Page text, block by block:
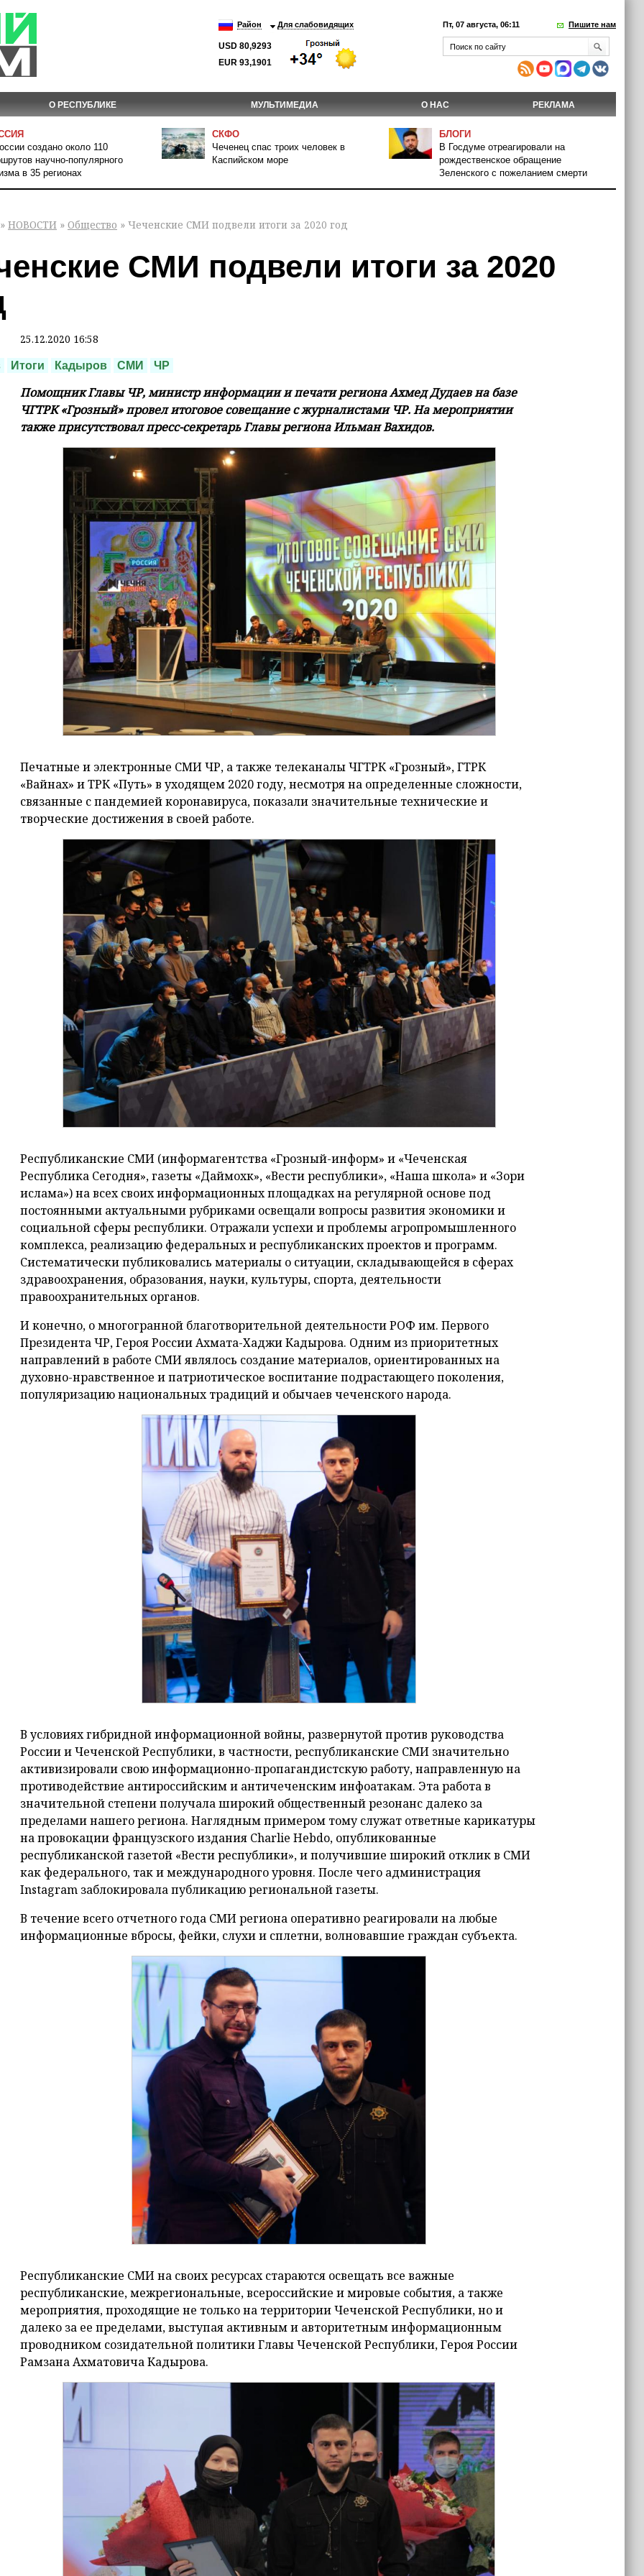
Район Для слабовидящих
USD 80,9293
EUR 93,1901
Пт, 07 августа, 06:11 Пишите нам
О РЕСПУБЛИКЕ МУЛЬТИМЕДИА О НАС РЕКЛАМА
создано около 110
научно-популярного
в 35 регионах
СКФО
Чеченец спас троих человек в
Каспийском море
БЛОГИ
В Госдуме отреагировали на
рождественское обращение
Зеленского с пожеланием смерти
» НОВОСТИ » Общество » Чеченские СМИ подвели итоги за 2020 год
СМИ подвели итоги за 2020
25.12.2020 16:58
Итоги Кадыров СМИ ЧР
Помощник Главы ЧР, министр информации и печати региона Ахмед Дудаев на базе
ЧГТРК «Грозный» провел итоговое совещание с журналистами ЧР. На мероприятии
также присутствовал пресс-секретарь Главы региона Ильман Вахидов.
Печатные и электронные СМИ ЧР, а также телеканалы ЧГТРК «Грозный», ГТРК
«Вайнах» и ТРК «Путь» в уходящем 2020 году, несмотря на определенные сложности,
связанные с пандемией коронавируса, показали значительные технические и
творческие достижения в своей работе.
Республиканские СМИ (информагентства «Грозный-информ» и «Чеченская
Республика Сегодня», газеты «Даймохк», «Вести республики», «Наша школа» и «Зори
ислама») на всех своих информационных площадках на регулярной основе под
постоянными актуальными рубриками освещали вопросы развития экономики и
социальной сферы республики. Отражали успехи и проблемы агропромышленного
комплекса, реализацию федеральных и республиканских проектов и программ.
Систематически публиковались материалы о ситуации, складывающейся в сферах
здравоохранения, образования, науки, культуры, спорта, деятельности
правоохранительных органов.
И конечно, о многогранной благотворительной деятельности РОФ им. Первого
Президента ЧР, Героя России Ахмата-Хаджи Кадырова. Одним из приоритетных
направлений в работе СМИ являлось создание материалов, ориентированных на
духовно-нравственное и патриотическое воспитание подрастающего поколения,
популяризацию национальных традиций и обычаев чеченского народа.
В условиях гибридной информационной войны, развернутой против руководства
России и Чеченской Республики, в частности, республиканские СМИ значительно
активизировали свою информационно-пропагандистскую работу, направленную на
противодействие антироссийским и античеченским инфоатакам. Эта работа в
значительной степени получала широкий общественный резонанс далеко за
пределами нашего региона. Наглядным примером тому служат ответные карикатуры
на провокации французского издания Charlie Hebdo, опубликованные
республиканской газетой «Вести республики», и получившие широкий отклик в СМИ
как федерального, так и международного уровня. После чего администрация
Instagram заблокировала публикацию региональной газеты.
В течение всего отчетного года СМИ региона оперативно реагировали на любые
информационные вбросы, фейки, слухи и сплетни, волновавшие граждан субъекта.
Республиканские СМИ на своих ресурсах стараются освещать все важные
республиканские, межрегиональные, всероссийские и мировые события, а также
мероприятия, проходящие не только на территории Чеченской Республики, но и
далеко за ее пределами, выступая активным и авторитетным информационным
проводником созидательной политики Главы Чеченской Республики, Героя России
Рамзана Ахматовича Кадырова.